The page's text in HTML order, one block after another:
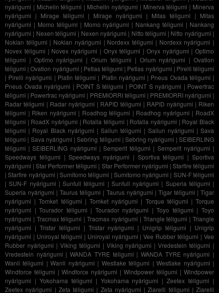
nyárigumi | Michelin téligumi | Michelin nyárigumi | Minerva téligumi | Minerva
nyárigumi | Mirage téligumi | Mirage nyárigumi | Mitas téligumi | Mitas
nyárigumi | Momo téligumi | Momo nyárigumi | Nankang téligumi | Nankang
nyárigumi | Nexen téligumi | Nexen nyárigumi | Nitto téligumi | Nitto nyárigumi |
Nokian téligumi | Nokian nyárigumi | Nordexx téligumi | Nordexx nyárigumi |
Novex téligumi | Novex nyárigumi | Onyx téligumi | Onyx nyárigumi | Optimo
téligumi | Optimo nyárigumi |Orium téligumi | Orium nyárigumi |Ovation
téligumi |Ovation nyárigumi | Petlas téligumi | Petlas nyárigumi | Pirelli téligumi
| Pirelli nyárigumi | Platin téligumi | Platin nyárigumi | Pneus Ovada téligumi |
Pneus Ovada nyárigumi | POINT S téligumi | POINT S nyárigumi | Powertrac
téligumi | Powertrac nyárigumi | PREMIORRI téligumi | PREMIORRI nyárigumi |
Radar téligumi | Radar nyárigumi | RAPID téligumi | RAPID nyárigumi | Riken
téligumi | Riken nyárigumi | Roadhog téligumi | Roadhog nyárigumi | RoadX
téligumi | RoadX nyárigumi | Rotalla téligumi | Rotalla nyárigumi | Royal Black
téligumi | Royal Black nyárigumi |Sailun téligumi | Sailun nyárigumi |Sava
téligumi | Sava nyárigumi |Sebring téligumi |Sebring nyárigumi |SEIBERLING
téligumi |SEIBERLING nyárigumi |Semperit téligumi | Semperit nyárigumi |
Speedways téligumi |Speedways nyárigumi | Sportiva téligumi |Sportiva
nyárigumi |Star Performer téligumi | Star Performer nyárigumi | Starfire téligumi
|Starfire nyárigumi |Sumitomo téligumi | Sumitomo nyárigumi | SUN-F téligumi
|SUN-F nyárigumi | Sunfull téligumi | Sunfull nyárigumi | Superia téligumi |
Superia nyárigumi |Taurus téligumi | Taurus nyárigumi | Tigar téligumi |Tigar
nyárigumi |Tomket téligumi | Tomket nyárigumi | Torque téligumi |Torque
nyárigumi |Tourador téligumi | Tourador nyárigumi |Toyo téligumi |Toyo
nyárigumi | Tracmax téligumi |Tracmax nyárigumi | Triangle téligumi |Triangle
nyárigumi | Tristar téligumi | Tristar nyárigumi | Unigrip téligumi | Unigrip
nyárigumi | Uniroyal téligumi | Uniroyal nyárigumi |Vee Rubber téligumi |Vee
Rubber nyárigumi | Viking téligumi | Viking nyárigumi |Vredestein téligumi |
Vredestein nyárigumi |WANDA TYRE téligumi | WANDA TYRE nyárigumi |
Wanli téligumi |Wanli nyárigumi | Westlake téligumi |Westlake nyárigumi |
Windforce téligumi | Windforce nyárigumi | Windpower téligumi | Windpower
nyárigumi | Yokohama téligumi | Yokohama nyárigumi |Zeetex téligumi |
Zeetex nyárigumi | Zeta téligumi | Zeta nyárigumi |Ziarelli téligumi | Ziarelli